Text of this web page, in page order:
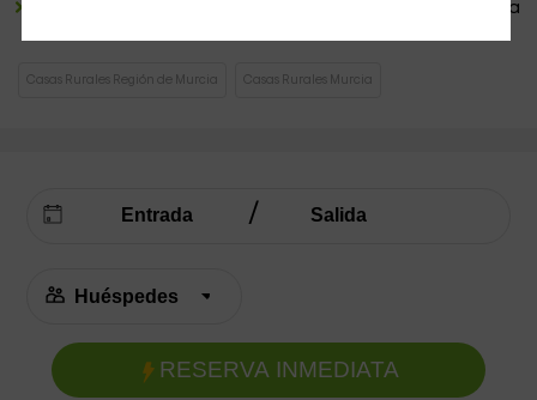
junto a la
Casas Rurales Región de Murcia Casas Rurales Murcia
RESERVA INMEDIATA